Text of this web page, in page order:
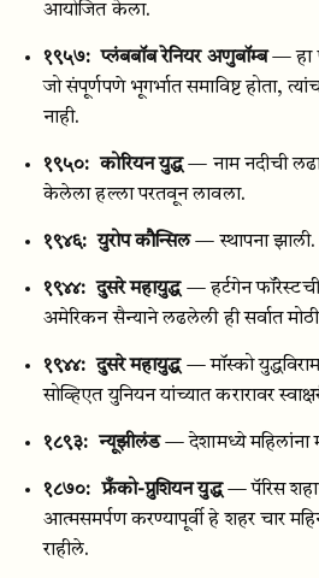
आयोजित केला.
१९५७: प्लंबबॉब रेनियर अणुबॉम्ब — हा
जो संपूर्णपणे भूगर्भात समाविष्ट होता,
नाही.
१९५०: कोरियन युद्ध — नाम नदीची
केलेला हल्ला परतवून लावला.
१९४६: युरोप कौन्सिल — स्थापना झाली.
१९४४: दुसरे महायुद्ध — हर्टगेन
अमेरिकन सैन्याने लढलेली ही सर्वात
१९४४: दुसरे महायुद्ध — मॉस्को
सोव्हिएत युनियन यांच्यात करारावर
१८९३: न्यूझीलंड — देशामध्ये महिलांना
१८७०: फ्रँको-प्रुशियन युद्ध — पॅरिस
आत्मसमर्पण करण्यापूर्वी हे शहर चार
राहीले.